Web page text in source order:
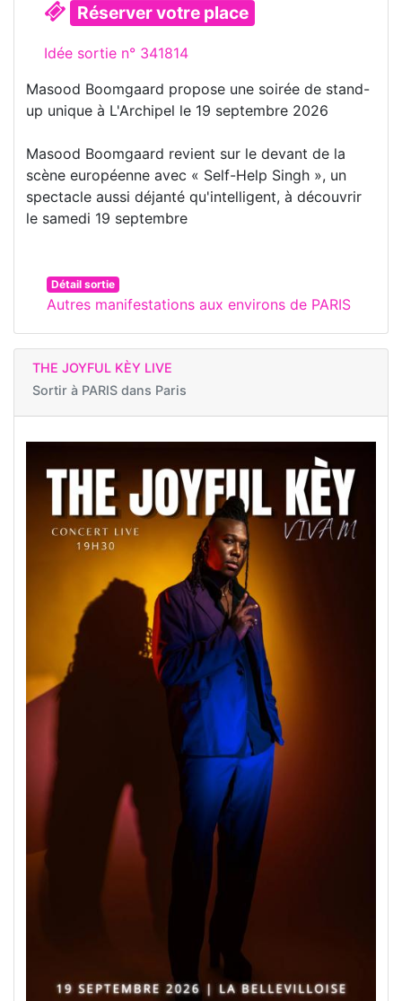
Réserver votre place
Idée sortie n° 341814
Masood Boomgaard propose une soirée de stand-
up unique à L'Archipel le 19 septembre 2026
Masood Boomgaard revient sur le devant de la
scène européenne avec « Self-Help Singh », un
spectacle aussi déjanté qu'intelligent, à découvrir
le samedi 19 septembre
Détail sortie
Autres manifestations aux environs de PARIS
THE JOYFUL KÈY LIVE
Sortir à PARIS dans Paris